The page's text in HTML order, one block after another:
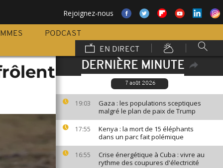
Rejoignez-nous
PODCAST
EN DIRECT
DERNIÈRE MINUTE
7 août 2026
19:03
Gaza : les populations sceptiques
malgré le plan de paix de Trump
17:55
Kenya : la mort de 15 éléphants
dans un parc fait polémique
16:55
Crise énergétique à Cuba : vivre au
rythme des coupures d'électricité